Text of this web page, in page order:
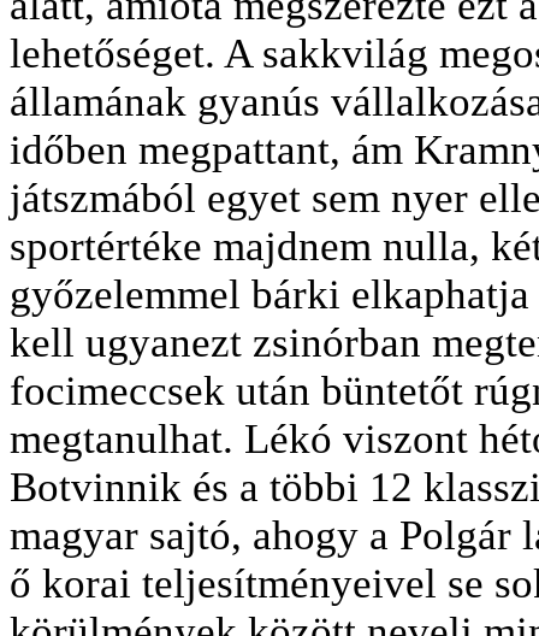
lehetőséget. A sakkvilág
államának gyanús
időben megpattant, ám
játszmából egyet sem nyer
sportértéke majdnem nulla,
győzelemmel bárki
kell ugyanezt zsinórban
focimeccsek után büntetőt
megtanulhat. Lékó viszont
Botvinnik és a többi 12
magyar sajtó, ahogy a Polgár
ő korai teljesítményeivel se